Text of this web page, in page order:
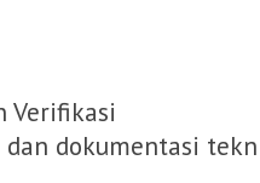
Verifikasi
dokumentasi